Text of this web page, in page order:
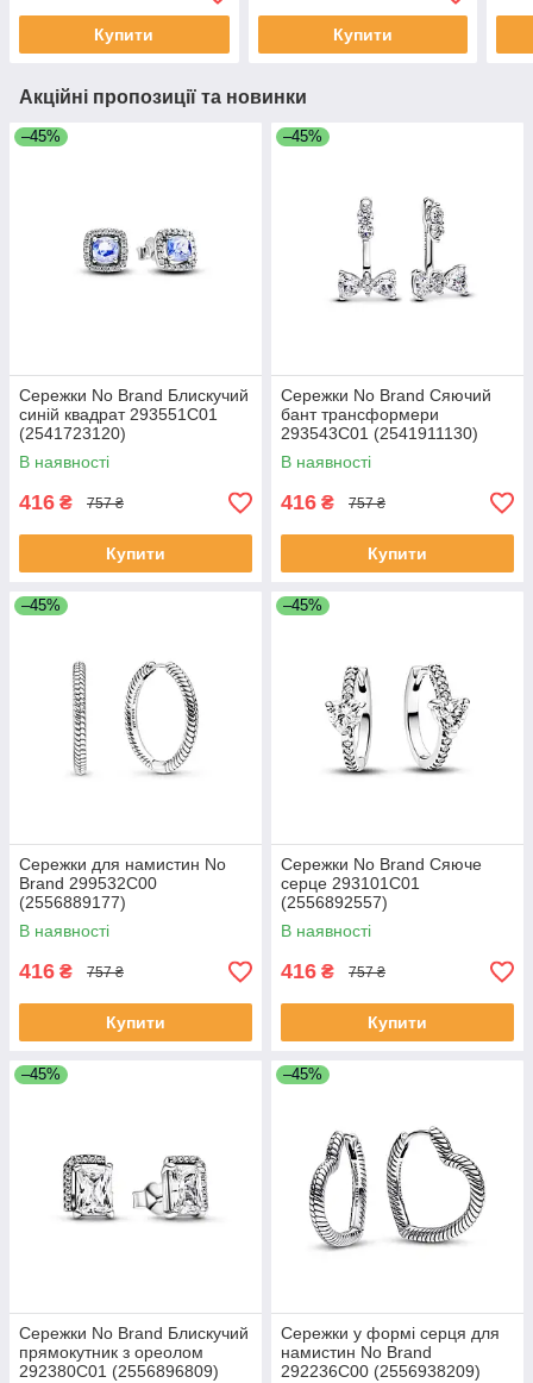
Купити Купити
Акційні пропозиції та новинки
–45%
Сережки No Brand Блискучий
синій квадрат 293551C01
(2541723120)
В наявності
416 ₴ 757 ₴
Купити
–45%
Сережки No Brand Сяючий
бант трансформери
293543C01 (2541911130)
В наявності
416 ₴ 757 ₴
Купити
–45%
Сережки для намистин No
Brand 299532C00
(2556889177)
В наявності
416 ₴ 757 ₴
Купити
–45%
Сережки No Brand Сяюче
серце 293101C01
(2556892557)
В наявності
416 ₴ 757 ₴
Купити
–45%
Сережки No Brand Блискучий
прямокутник з ореолом
292380C01 (2556896809)
–45%
Сережки у формі серця для
намистин No Brand
292236C00 (2556938209)